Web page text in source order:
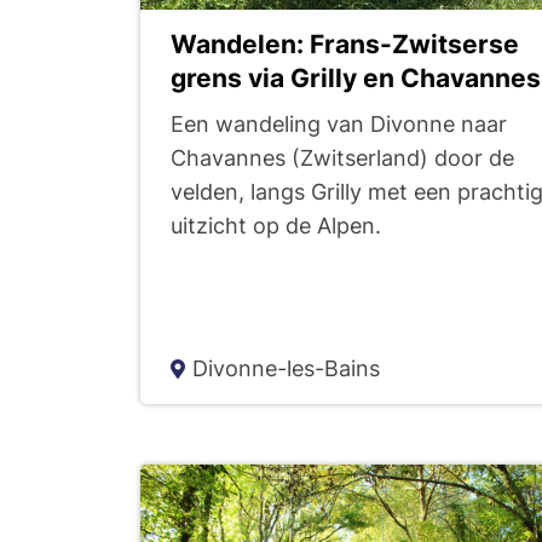
l
t
a
t
d
e
Wandelen: Frans-Zwitserse
grens via Grilly en Chavannes
Een wandeling van Divonne naar
Chavannes (Zwitserland) door de
velden, langs Grilly met een prachtig
uitzicht op de Alpen.
Divonne-les-Bains